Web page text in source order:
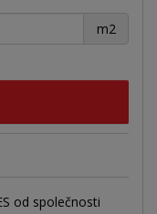
m2
+ -
od společnosti